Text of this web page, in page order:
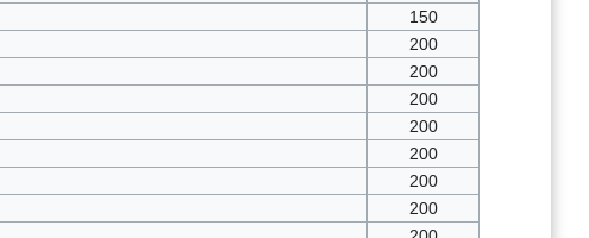
150
200
200
200
200
200
200
200